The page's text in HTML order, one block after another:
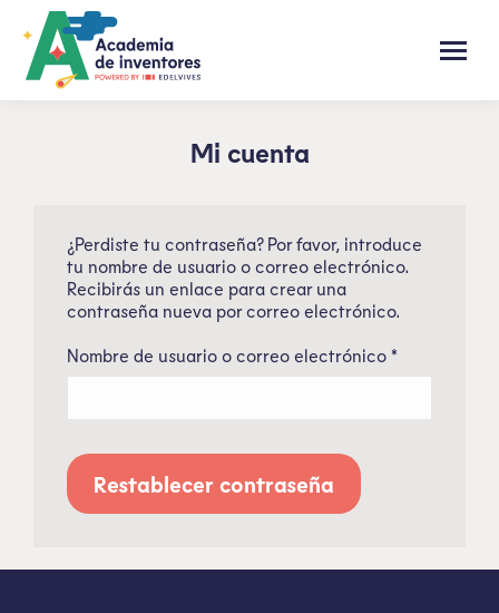
Mi cuenta
¿Perdiste tu contraseña? Por favor, introduce
tu nombre de usuario o correo electrónico.
Recibirás un enlace para crear una
contraseña nueva por correo electrónico.
Nombre de usuario o correo electrónico *
Restablecer contraseña